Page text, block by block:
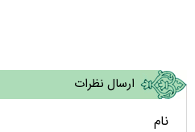
ارسال نظرات
نام